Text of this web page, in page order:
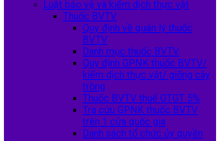
Luật bảo vệ và kiểm dịch thực vật
Thuốc BVTV
Quy định về quản lý thuốc
BVTV
Danh mục thuốc BVTV
Quy định GPNK thuốc BVTV/
kiểm dịch thực vật/ giống cây
trồng
Thuốc BVTV thuế GTGT 5%
Tra cứu GPNK thuốc BVTV
trên 1 cửa quốc gia
Danh sách tổ chức ủy quyền